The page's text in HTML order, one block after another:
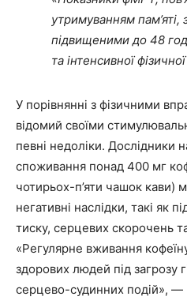
утримуванням
підвищеними до 48
та інтенсивної
У порівнянні з фізичними
відомий своїми
певні недоліки. Дослідники
споживання понад 400 мг
чотирьох-п’яти чашок кави)
негативні наслідки, такі як
тиску, серцевих скорочень
«Регулярне вживання
здорових людей під загрозу
серцево-судинних подій», —